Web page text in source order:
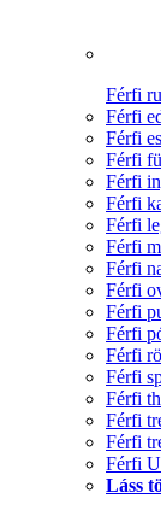
Férfi
Férfi
Férfi
Férfi
Férfi
Férfi
Férfi
Férfi
Férfi
Férfi
Férfi
Férfi
Férfi
Férfi
Férfi
Férfi
Férfi
Férfi
Láss